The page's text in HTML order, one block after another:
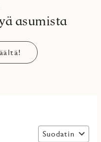
asumista
Suodatin